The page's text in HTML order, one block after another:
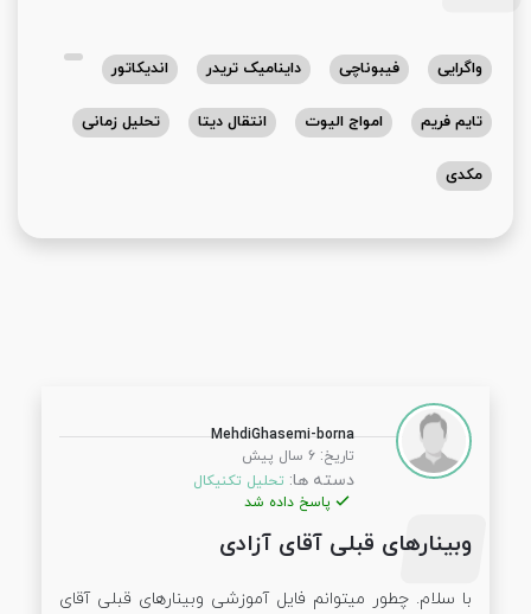
واگرایی فیبوناچی داینامیک تریدر اندیکاتور
تایم فریم امواج الیوت انتقال دیتا تحلیل زمانی
مکدی
MehdiGhasemi-borna
تاریخ: 6 سال پیش
دسته ها: تحلیل تکنیکال
پاسخ داده شد
وبینارهای قبلی آقای آزادی
با سلام. چطور میتوانم فایل آموزشی وبینارهای قبلی آقای